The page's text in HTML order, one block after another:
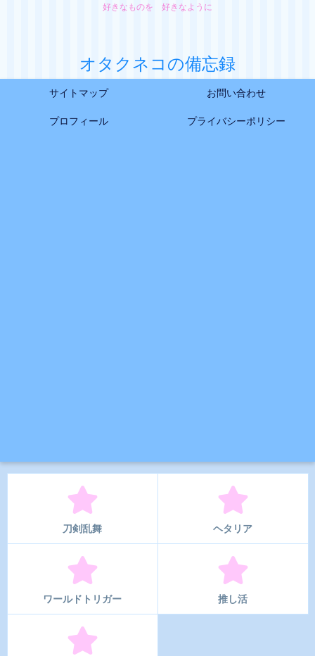
好きなものを 好きなように
オタクネコの備忘録
サイトマップ お問い合わせ
プロフィール プライバシーポリシー
刀剣乱舞 ヘタリア
ワールドトリガー 推し活